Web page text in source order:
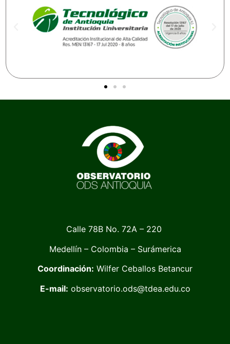
Calle 78B No. 72A – 220
Medellín – Colombia – Surámerica
Coordinación: Wilfer Ceballos Betancur
E-mail: observatorio.ods@tdea.edu.co